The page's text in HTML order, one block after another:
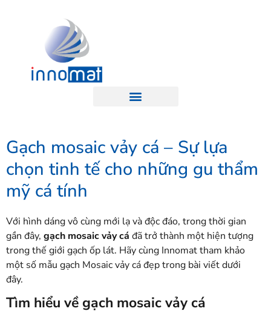
Gạch mosaic vảy cá – Sự lựa
chọn tinh tế cho những gu thẩm
mỹ cá tính
Với hình dáng vô cùng mới lạ và độc đáo, trong thời gian
gần đây, gạch mosaic vảy cá đã trở thành một hiện tượng
trong thế giới gạch ốp lát. Hãy cùng Innomat tham khảo
một số mẫu gạch Mosaic vảy cá đẹp trong bài viết dưới
đây.
Tìm hiểu về gạch mosaic vảy cá